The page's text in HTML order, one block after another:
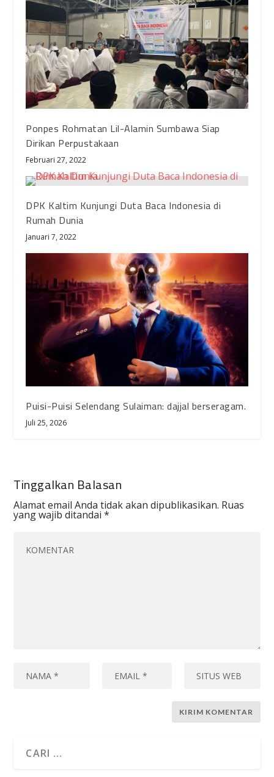
Ponpes Rohmatan Lil-Alamin Sumbawa Siap
Dirikan Perpustakaan
Februari 27, 2022
DPK Kaltim Kunjungi Duta Baca Indonesia di
Rumah Dunia
Januari 7, 2022
Puisi-Puisi Selendang Sulaiman: dajjal berseragam.
Juli 25, 2026
Tinggalkan Balasan
Alamat email Anda tidak akan dipublikasikan. Ruas
yang wajib ditandai*